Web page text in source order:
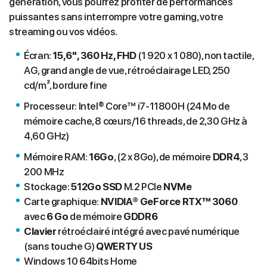
puissantes sans interrompre votre gaming, votre
streaming ou vos vidéos.
Écran: 15,6", 360 Hz, FHD (1 920 x 1 080), non tactile,
AG, grand angle de vue, rétroéclairage LED, 250
cd/m², bordure fine
Processeur: Intel® Core™ i7-11800H (24 Mo de
mémoire cache, 8 cœurs/16 threads, de 2,30 GHz à
4,60 GHz)
Mémoire RAM: 16Go, (2 x 8Go), de mémoire DDR4, 3
200 MHz
Stockage:512Go SSDM.2 PCIe NVMe
Carte graphique: NVIDIA® GeForce RTX™ 3060
avec6 Go de mémoire GDDR6
Clavier rétroéclairé intégré avec pavé numérique
(sans touche G) QWERTY US
Windows 10 64bits Home